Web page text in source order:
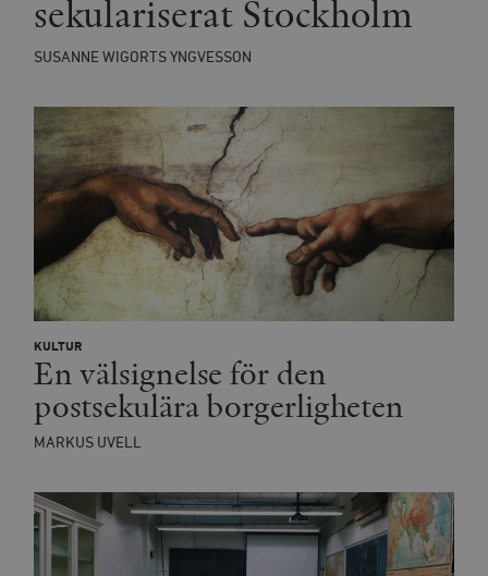
sekulariserat Stockholm
SUSANNE WIGORTS YNGVESSON
KULTUR
En välsignelse för den
postsekulära borgerligheten
MARKUS UVELL
_hjIncludedInSessionSample_675006 .timbro.se
_hjSession_675006